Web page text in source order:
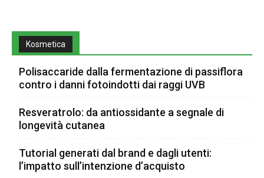
Kosmetica
Polisaccaride dalla fermentazione di passiflora
contro i danni fotoindotti dai raggi UVB
Resveratrolo: da antiossidante a segnale di
longevità cutanea
Tutorial generati dal brand e dagli utenti:
l’impatto sull’intenzione d’acquisto